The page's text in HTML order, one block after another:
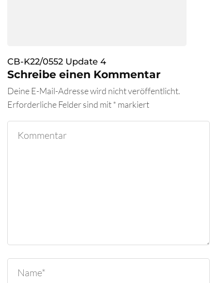
CB-K22/0552 Update 4
Schreibe einen Kommentar
Deine E-Mail-Adresse wird nicht veröffentlicht.
Erforderliche Felder sind mit* markiert